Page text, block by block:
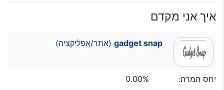
איך אני מקדם
gadget snap(אתר/אפליקציה)
יחס המרה:
0.00%